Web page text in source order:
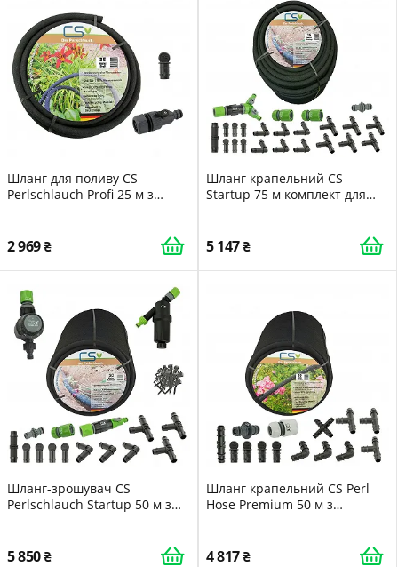
Шланг для поливу CS
Perlschlauch Profi 25 м з
2 969
Шланг крапельний CS
Startup 75 м комплект для
5 147
Шланг-зрошувач CS
Perlschlauch Startup 50 м з
5 850
Шланг крапельний CS Perl
Hose Premium 50 м з
4 817